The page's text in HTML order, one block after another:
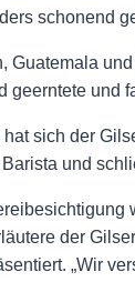
schonend
Guatemala
geerntete und
sich der
und
der
„Wir